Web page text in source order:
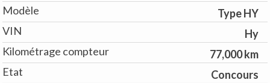
Modèle
Type HY
VIN
Hy
Kilométrage compteur
77,000 km
Etat
Concours